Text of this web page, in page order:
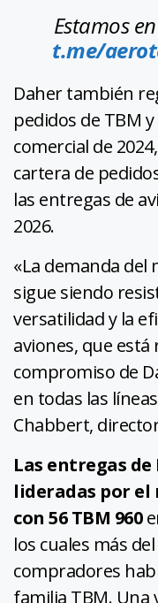
Estamos
t.me/
Daher también
pedidos de TBM
comercial de
cartera de
las entregas de
2026.
«La demanda del
sigue siendo
versatilidad y la
aviones, que
compromiso de
en todas las
Chabbert,
Las entregas de
lideradas por el
con 56 TBM 960
los cuales más
compradores
familia TBM. Una